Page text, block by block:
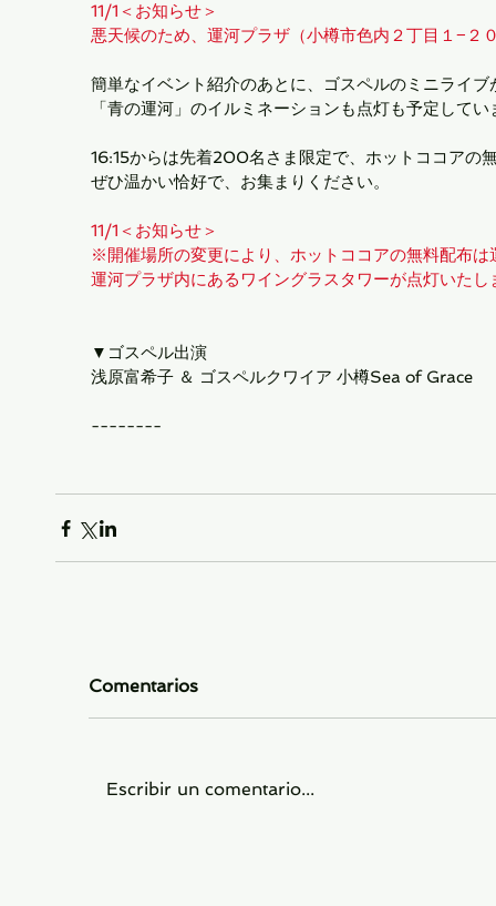
11/1＜お知らせ＞
悪天候のため、運河プラザ（小樽市色内２丁目１−２
簡単なイベント紹介のあとに、ゴスペルのミニライブ
「青の運河」のイルミネーションも点灯も予定してい
16:15からは先着200名さま限定で、ホットココアの
ぜひ温かい恰好で、お集まりください。
11/1＜お知らせ＞
※開催場所の変更により、ホットココアの無料配布は
運河プラザ内にあるワイングラスタワーが点灯いたし
▼ゴスペル出演
浅原富希子 ＆ ゴスペルクワイア 小樽Sea of Grace
--------
Comentarios
Escribir un comentario...